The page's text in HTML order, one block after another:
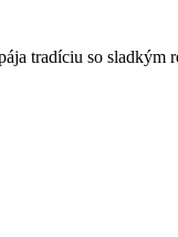
tradíciu so sladkým